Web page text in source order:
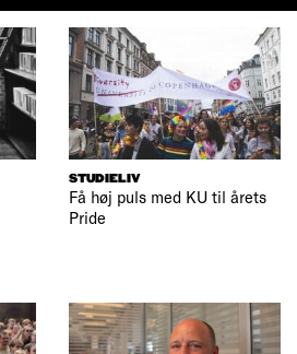
STUDIELIV
Få høj puls med KU til årets
Pride